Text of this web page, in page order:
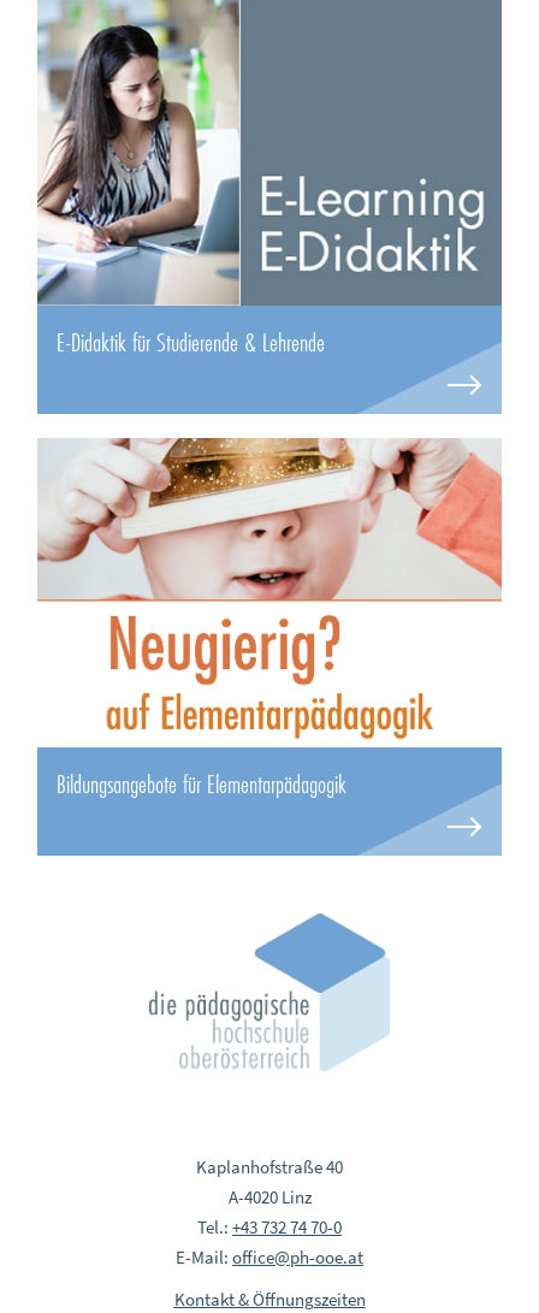
E-Didaktik für Studierende & Lehrende
Bildungsangebote für Elementarpädagogik
Kaplanhofstraße 40
A-4020 Linz
Tel.: +43 732 74 70-0
E-Mail: office@ph-ooe.at
Kontakt & Öffnungszeiten